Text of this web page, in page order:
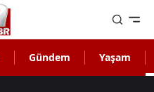
Gündem Yaşam